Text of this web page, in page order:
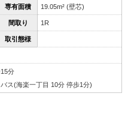
専有面積 19.05m² (壁芯)
間取り 1R
取引態様
分
ス(海楽一丁目 10分 停歩1分)